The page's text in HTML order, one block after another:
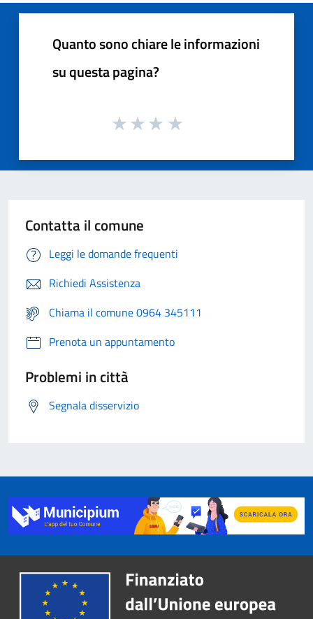
Quanto sono chiare le informazioni
su questa pagina?
Contatta il comune
Leggi le domande frequenti
Richiedi Assistenza
Chiama il comune 0964 345111
Prenota un appuntamento
Problemi in città
Segnala disservizio